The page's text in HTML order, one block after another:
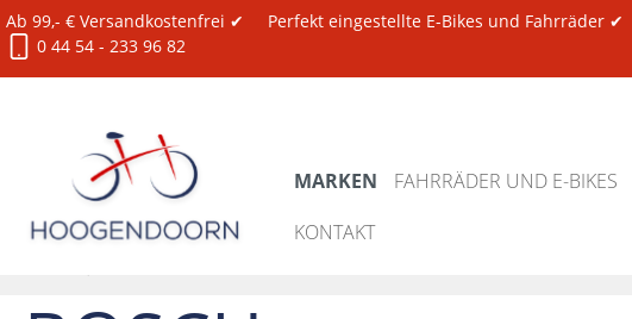
Ab 99,- € Versandkostenfrei ✔ Perfekt eingestellte E-Bikes und Fahrräder ✔
0 44 54 - 233 96 82
MARKEN FAHRRÄDER UND E-BIKES
KONTAKT